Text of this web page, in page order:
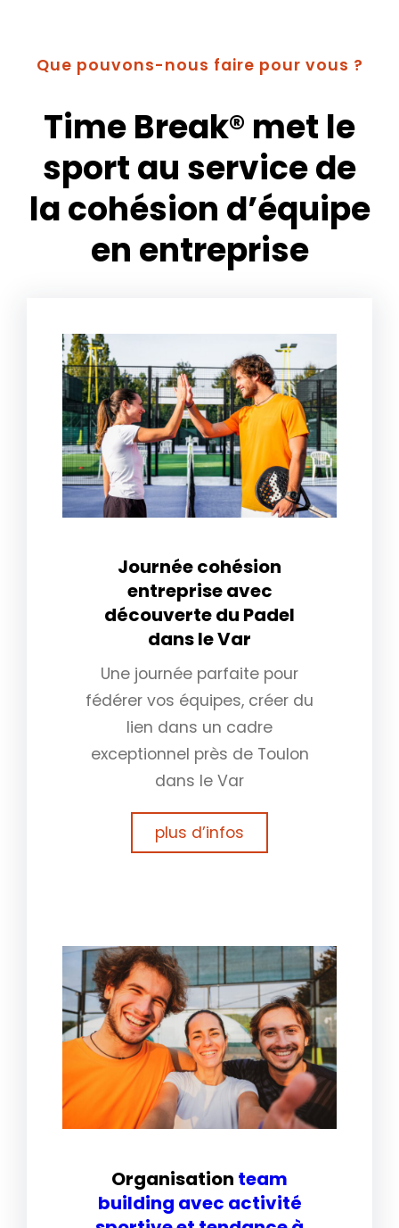
Que pouvons-nous faire pour vous ?
Time Break® met le
sport au service de
la cohésion d’équipe
en entreprise
Journée cohésion
entreprise avec
découverte du Padel
dans le Var
Une journée parfaite pour
fédérer vos équipes, créer du
lien dans un cadre
exceptionnel près de Toulon
dans le Var
plus d’infos
Organisation team
building avec activité